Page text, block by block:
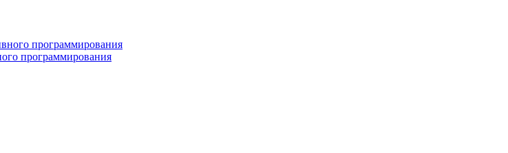
программирования